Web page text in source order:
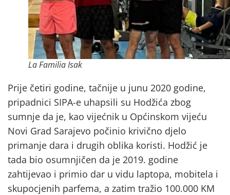
La Familia Isak
Prije četiri godine, tačnije u junu 2020 godine,
pripadnici SIPA-e uhapsili su Hodžića zbog
sumnje da je, kao vijećnik u Općinskom vijeću
Novi Grad Sarajevo počinio krivično djelo
primanje dara i drugih oblika koristi. Hodžić je
tada bio osumnjičen da je 2019. godine
zahtijevao i primio dar u vidu laptopa, mobitela i
skupocjenih parfema, a zatim tražio 100.000 KM